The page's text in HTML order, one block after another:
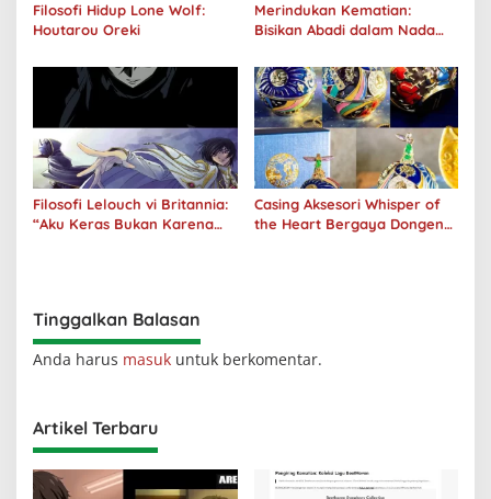
Filosofi Hidup Lone Wolf:
Houtarou Oreki
Merindukan Kematian:
Bisikan Abadi dalam Nada
Filosofi Lelouch vi Britannia:
“Aku Keras Bukan Karena
Casing Aksesori Whisper of
the Heart Bergaya Dongeng
Tinggalkan Balasan
Anda harus masuk untuk berkomentar.
Artikel Terbaru